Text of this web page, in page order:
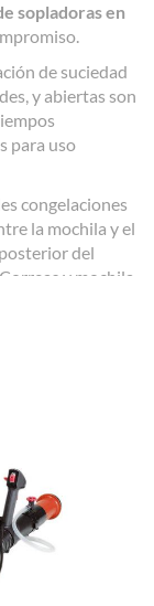
sopladoras en
de suciedad
y abiertas son
para uso
congelaciones
la mochila y el
del
y mochila